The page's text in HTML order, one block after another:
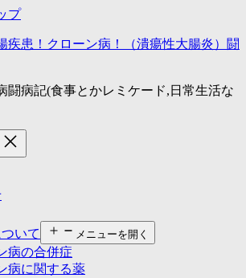
プ
疾患！クローン病！（潰瘍性大腸炎）闘
闘病記(食事とかレミケード,日常生活な
いて
メニューを開く
病の合併症
病に関する薬